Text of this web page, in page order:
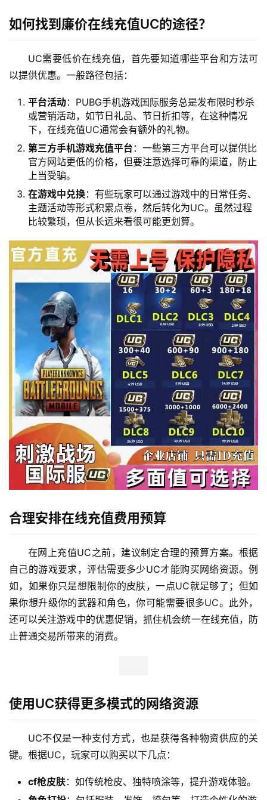
如何找到廉价在线充值UC的途径？
UC需要低价在线充值，首先要知道哪些平台和方法可
以提供优惠。一般路径包括：
平台活动：PUBG手机游戏国际服务总是发布限时秒杀
或营销活动，如节日礼品、节日折扣等，在这种情况
下，在线充值UC通常会有额外的礼物。
第三方手机游戏充值平台 ：一些第三方平台可以提供比
官方网站更低的价格，但要注意选择可靠的渠道，防止
上当受骗。
在游戏中兑换：有些玩家可以通过游戏中的日常任务、
主题活动等形式积累点卷，然后转化为UC。虽然过程
比较繁琐，但从长远来看很可能更划算。
合理安排在线充值费用预算
在网上充值UC之前，建议制定合理的预算方案。根据
自己的游戏要求，评估需要多少UC才能购买网络资源。例
如，如果你只是想限制你的皮肤，一点UC就足够了；但如
果你想升级你的武器和角色，你可能需要很多UC。此外，
还可以关注游戏中的优惠促销，抓住机会统一在线充值，防
止普通交易所带来的消费。
使用UC获得更多模式的网络资源
UC不仅是一种支付方式，也是获得各种物资供应的关
键。根据UC，玩家可以购买以下几点：
cf枪皮肤：如传统枪皮、独特喷涂等，提升游戏体验。